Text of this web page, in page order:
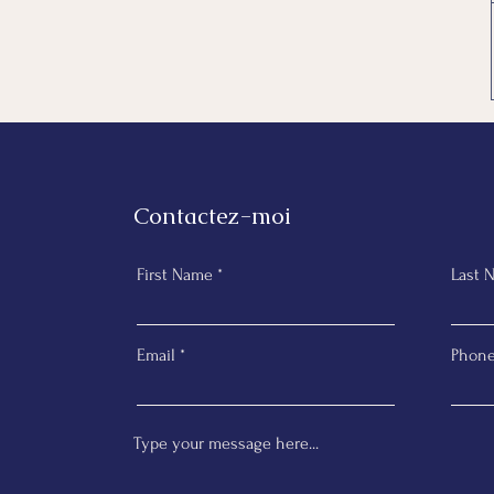
Contactez-moi
First Name
Email
Last
Phone